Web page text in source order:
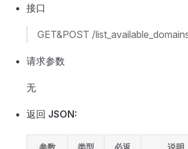
接口
GET&POST /
请求参数
无
返回 JSON:
参数 类型 必返 说明